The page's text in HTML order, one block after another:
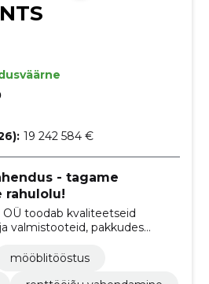
19 242 584 €
- tagame
rahulolu!
valmistooteid, pakkudes
konkurentsivõimelisi hindu
mööblitööstus